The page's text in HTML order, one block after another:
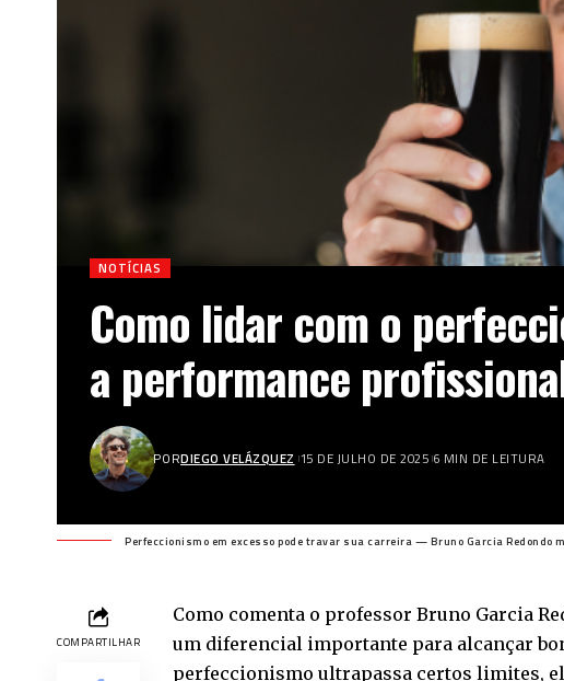
NOTÍCIAS
Como lidar com o
a performance
PORDIEGO VELÁZQUEZ 15 DE JULHO DE 2025 6 MIN DE LEITURA
Perfeccionismo em excesso pode travar sua carreira — Bruno Garcia
COMPARTILHAR
Como comenta o professor Bruno Garcia
um diferencial importante para alcançar
perfeccionismo ultrapassa certos limites,